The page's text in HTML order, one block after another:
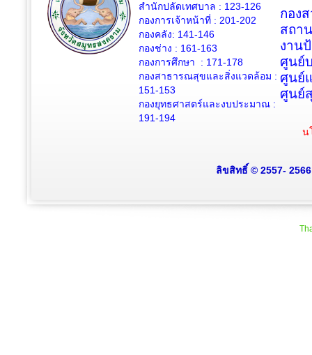
สำนักปลัดเทศบาล : 123-126
กองการเจ้าหน้าที่ : 201-202
กองคลัง: 141-146
กองช่าง : 161-163
กองการศึกษา : 171-178
กองสาธารณสุขและสิ่งแวดล้อม :
151-153
กองยุทธศาสตร์และงบประมาณ :
191-194
กอง
สถา
งาน
ศูนย์
ศูนย์
ศูนย์
น
ลิขสิทธิ์ © 2557-